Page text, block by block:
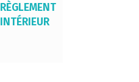
RÈGLEMENT
INTÉRIEUR